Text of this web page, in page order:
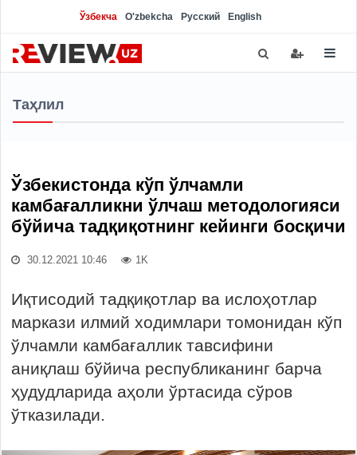
Ўзбекча O'zbekcha Русский English
Таҳлил
Ўзбекистонда кўп ўлчамли
камбағалликни ўлчаш методологияси
бўйича тадқиқотнинг кейинги босқичи
30.12.2021 10:46 1K
Иқтисодий тадқиқотлар ва ислоҳотлар
маркази илмий ходимлари томонидан кўп
ўлчамли камбағаллик тавсифини
аниқлаш бўйича республиканинг барча
ҳудудларида аҳоли ўртасида сўров
ўтказилади.